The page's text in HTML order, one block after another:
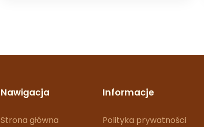
Nawigacja
Strona główna
Informacje
Polityka prywatności